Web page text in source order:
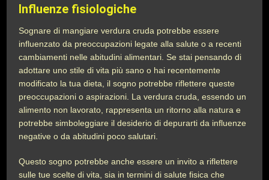
Influenze fisiologiche
Sognare di mangiare verdura cruda potrebbe essere
influenzato da preoccupazioni legate alla salute o a recenti
cambiamenti nelle abitudini alimentari. Se stai pensando di
adottare uno stile di vita più sano o hai recentemente
modificato la tua dieta, il sogno potrebbe riflettere queste
preoccupazioni o aspirazioni. La verdura cruda, essendo un
alimento non lavorato, rappresenta un ritorno alla natura e
potrebbe simboleggiare il desiderio di depurarti da influenze
negative o da abitudini poco salutari.
Questo sogno potrebbe anche essere un invito a riflettere
sulle tue scelte di vita, sia in termini di salute fisica che